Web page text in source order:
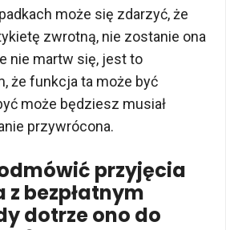
może się zdarzyć, że
zwrotną, nie zostanie ona
nie martw się, jest to
że funkcja ta może być
może będziesz musiał
przywrócona.
przyjęcia
bezpłatnym
dotrze ono do